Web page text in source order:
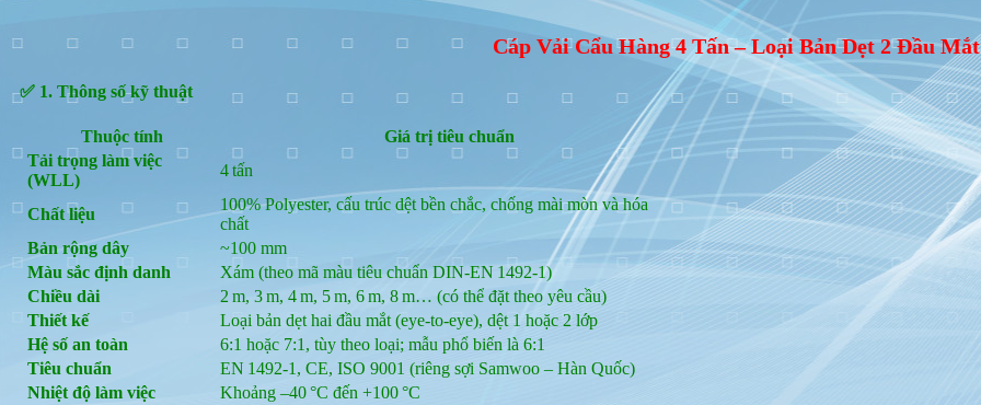
Cáp Vải Cẩu Hàng 4 Tấn – Loại Bản Dẹt 2 Đầu Mắt
✅ 1. Thông số kỹ thuật
Thuộc tính
Giá trị tiêu chuẩn
Tải trọng làm việc
(WLL)
4 tấn
Chất liệu
100% Polyester, cấu trúc dệt bền chắc, chống mài mòn và hóa
chất
Bản rộng dây
~100 mm
Màu sắc định danh
Xám (theo mã màu tiêu chuẩn DIN‑EN 1492‑1)
Chiều dài
2 m, 3 m, 4 m, 5 m, 6 m, 8 m… (có thể đặt theo yêu cầu)
Thiết kế
Loại bản dẹt hai đầu mắt (eye-to-eye), dệt 1 hoặc 2 lớp
Hệ số an toàn
6:1 hoặc 7:1, tùy theo loại; mẫu phổ biến là 6:1
Tiêu chuẩn
EN 1492‑1, CE, ISO 9001 (riêng sợi Samwoo – Hàn Quốc)
Nhiệt độ làm việc
Khoảng –40 °C đến +100 °C